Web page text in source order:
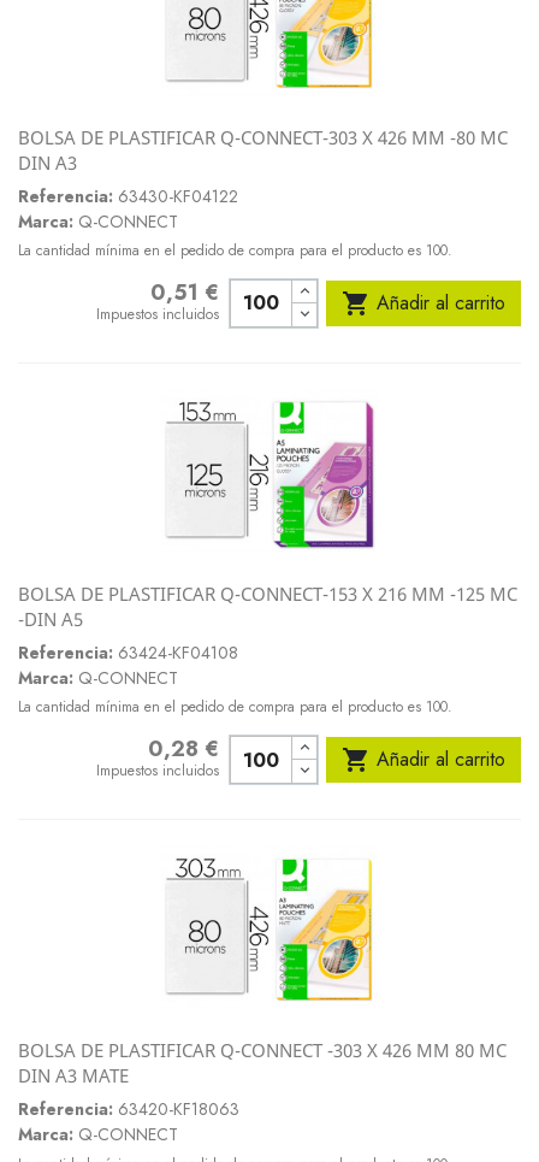
BOLSA DE PLASTIFICAR Q-CONNECT-303 X 426 MM -80 MC
DIN A3
Referencia: 63430-KF04122
Marca: Q-CONNECT
La cantidad mínima en el pedido de compra para el producto es 100.
0,51 €
Impuestos incluidos  Añadir al carrito
BOLSA DE PLASTIFICAR Q-CONNECT-153 X 216 MM -125 MC
-DIN A5
Referencia: 63424-KF04108
Marca: Q-CONNECT
La cantidad mínima en el pedido de compra para el producto es 100.
0,28 €
Impuestos incluidos  Añadir al carrito
BOLSA DE PLASTIFICAR Q-CONNECT -303 X 426 MM 80 MC
DIN A3 MATE
Referencia: 63420-KF18063
Marca: Q-CONNECT